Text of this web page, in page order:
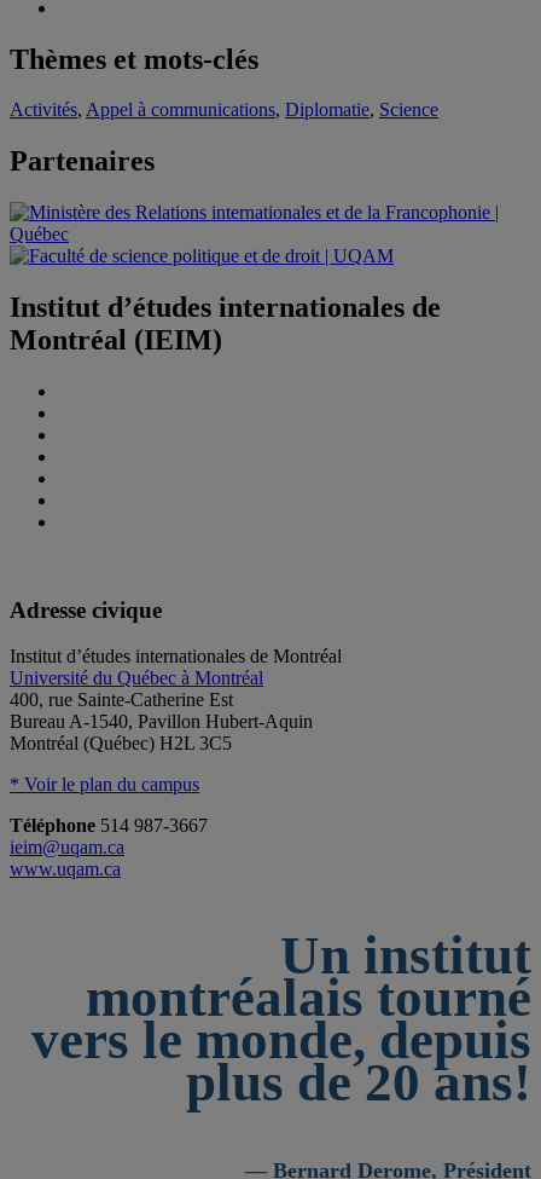
Thèmes et mots-clés
Activités, Appel à communications, Diplomatie, Science
Partenaires
Institut d’études internationales de
Montréal (IEIM)
Adresse civique
Institut d’études internationales de Montréal
Université du Québec à Montréal
400, rue Sainte-Catherine Est
Bureau A-1540, Pavillon Hubert-Aquin
Montréal (Québec) H2L 3C5
* Voir le plan du campus
Téléphone 514 987-3667
ieim@uqam.ca
www.uqam.ca
Un institut
montréalais tourné
vers le monde, depuis
plus de 20 ans!
— Bernard Derome, Président